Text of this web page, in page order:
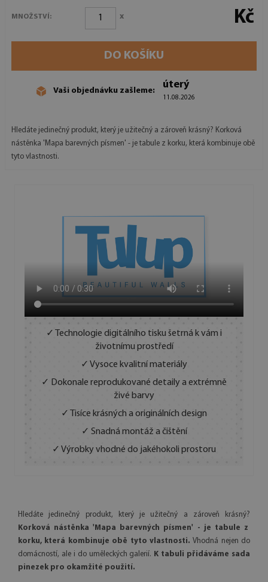
MNOŽSTVÍ: x Kč
DO KOŠÍKU
Vaši objednávku zašleme:
úterý
11.08.2026
Hledáte jedinečný produkt, který je užitečný a zároveň krásný? Korková
nástěnka 'Mapa barevných písmen' - je tabule z korku, která kombinuje obě
tyto vlastnosti.
✓ Technologie digitálního tisku šetrná k vám i
životnímu prostředí
✓ Vysoce kvalitní materiály
✓ Dokonale reprodukované detaily a extrémně
živé barvy
✓ Tisíce krásných a originálních design
✓ Snadná montáž a čištění
✓ Výrobky vhodné do jakéhokoli prostoru
Hledáte jedinečný produkt, který je užitečný a zároveň krásný?
Korková nástěnka 'Mapa barevných písmen' - je tabule z
korku, která kombinuje obě tyto vlastnosti. Vhodná nejen do
domácností, ale i do uměleckých galerií.
K tabuli přidáváme sada
pinezek pro okamžité použití.